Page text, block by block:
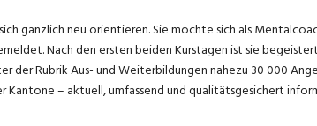
gänzlich neu orientieren. Sie möchte sich als
Nach den ersten beiden Kurstagen ist sie
der Rubrik Aus- und Weiterbildungen nahezu 30 000
– aktuell, umfassend und qualitätsgesichert